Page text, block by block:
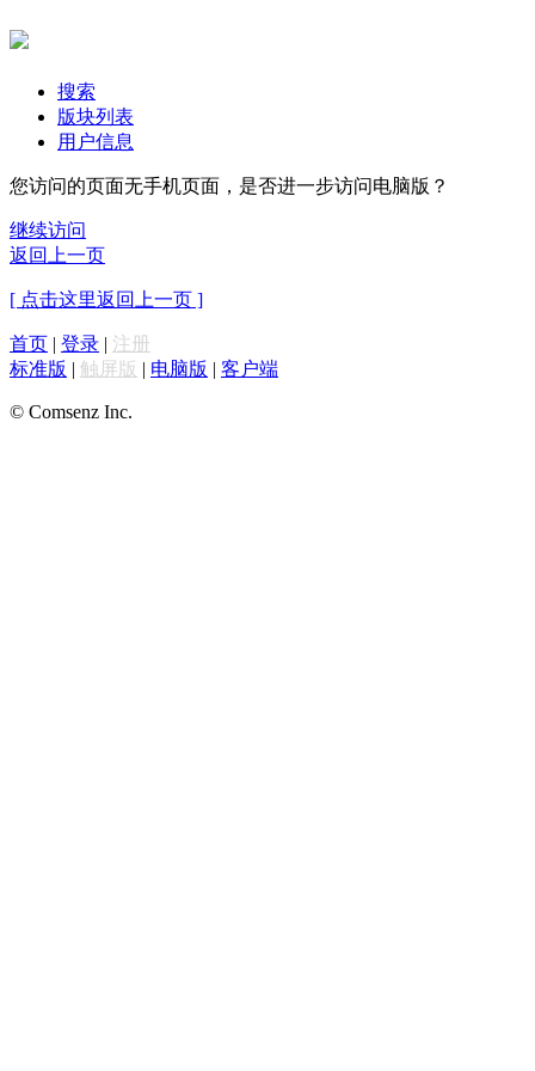
搜索
版块列表
用户信息
您访问的页面无手机页面，是否进一步访问电脑版？
继续访问
返回上一页
[ 点击这里返回上一页 ]
首页 | 登录 | 注册
标准版 | 触屏版 | 电脑版 | 客户端
© Comsenz Inc.